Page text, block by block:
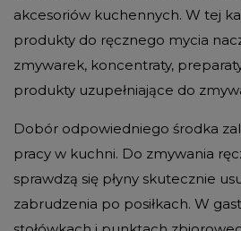
akcesoriów kuchennych. W tej
produkty do ręcznego mycia
zmywarek, koncentraty,
produkty uzupełniające do
Dobór odpowiedniego środka
pracy w kuchni. Do zmywania
sprawdzą się płyny skutecznie
zabrudzenia po posiłkach. W